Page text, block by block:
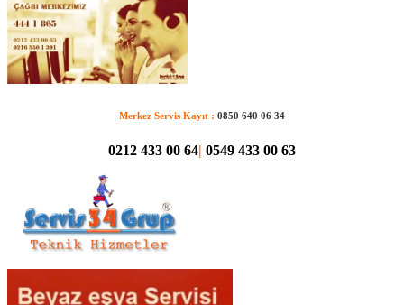
Merkez Servis Kayıt : 0850 640 06 34
0212 433 00 64 0549 433 00 63